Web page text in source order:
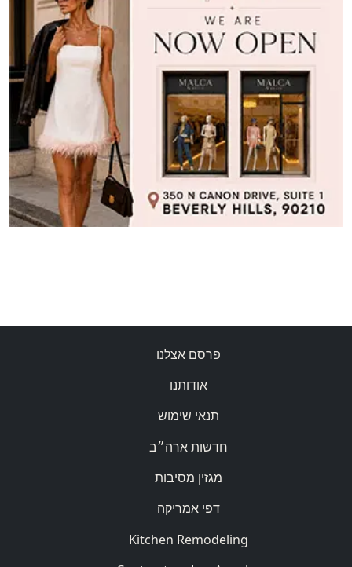
פרסם אצלנו
אודותנו
תנאי שימוש
חדשות ארה״ב
מגזין מסיבות
דפי אמריקה
Kitchen Remodeling